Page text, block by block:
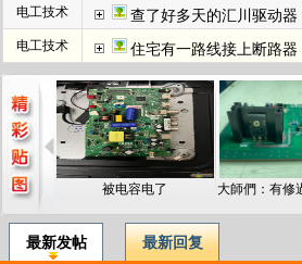
电工技术 查了好多天的汇川驱动
电工技术 住宅有一路线接上断路
被电容电了
最新发帖 最新回复